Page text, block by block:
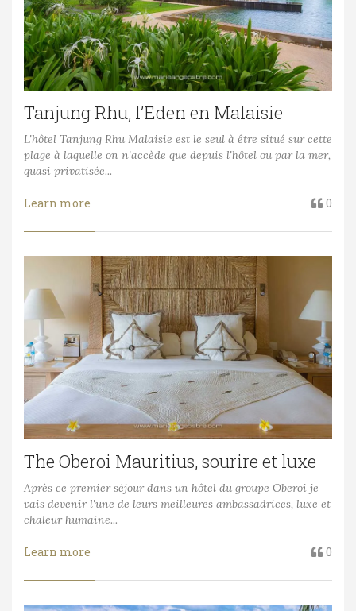
Tanjung Rhu, l’Eden en Malaisie
L'hôtel Tanjung Rhu Malaisie est le seul à être situé sur cette
plage à laquelle on n'accède que depuis l'hôtel ou par la mer,
quasi privatisée...
Learn more 0
The Oberoi Mauritius, sourire et luxe
Après ce premier séjour dans un hôtel du groupe Oberoi je
vais devenir l'une de leurs meilleures ambassadrices, luxe et
chaleur humaine...
Learn more 0